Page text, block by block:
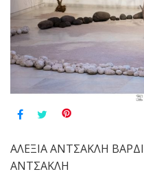
ΑΛΕΞΙΑ ΑΝΤΣΑΚΛΗ
ΑΝΤΣΑΚΛΗ